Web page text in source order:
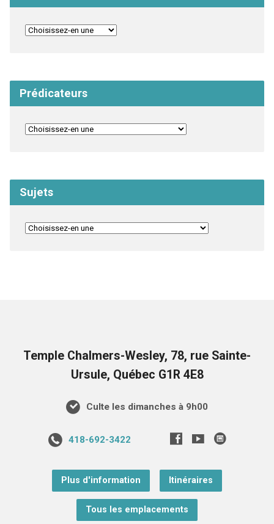
Prédicateurs
Sujets
Temple Chalmers-Wesley, 78, rue Sainte-
Ursule, Québec G1R 4E8
Culte les dimanches à 9h00
418-692-3422
Plus d'information Itinéraires
Tous les emplacements